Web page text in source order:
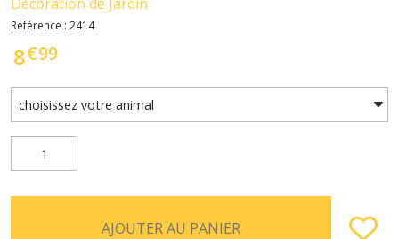
Référence : 2414
8€99
AJOUTER AU PANIER